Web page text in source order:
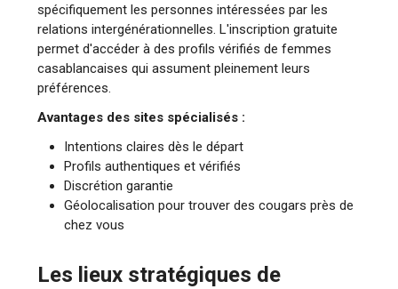
spécifiquement les personnes intéressées par les
relations intergénérationnelles. L'inscription gratuite
permet d'accéder à des profils vérifiés de femmes
casablancaises qui assument pleinement leurs
préférences.
Avantages des sites spécialisés :
Intentions claires dès le départ
Profils authentiques et vérifiés
Discrétion garantie
Géolocalisation pour trouver des cougars près de
chez vous
Les lieux stratégiques de